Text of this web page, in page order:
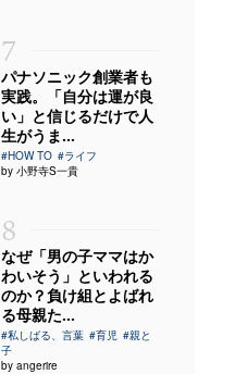
7
パナソニック創業者も
実践。「自分は運が良
い」と信じるだけで人
生がうま...
#HOW TO #ライフ
by 小野寺S一貴
8
なぜ「男の子ママはか
わいそう」といわれる
のか？負け組とよばれ
る母親た...
#私しばる、言葉 #育児 #親と
子
by angerire